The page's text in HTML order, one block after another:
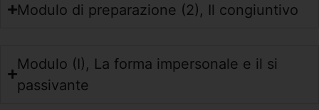
Modulo di preparazione (2), Il congiuntivo
Modulo (I), La forma impersonale e il si
passivante